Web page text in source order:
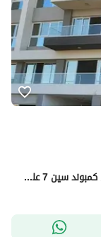
بخصم كاش 45% شقه 4 غرف استلام خلال سنه في كمبوند سين 7 علي المحور المركزي بجوار الجامعه البريطانيه